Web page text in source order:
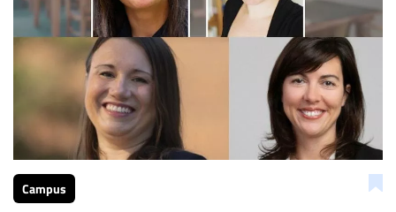
Campus